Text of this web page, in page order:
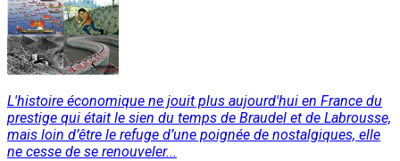
L'histoire économique ne jouit plus aujourd'hui en France du
prestige qui était le sien du temps de Braudel et de Labrousse,
mais loin d’être le refuge d’une poignée de nostalgiques, elle
ne cesse de se renouveler...